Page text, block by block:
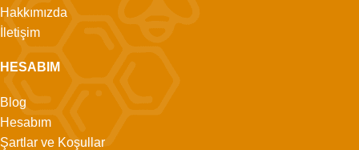
Hakkımızda
İletişim
HESABIM
Blog
Hesabım
Şartlar ve Koşullar